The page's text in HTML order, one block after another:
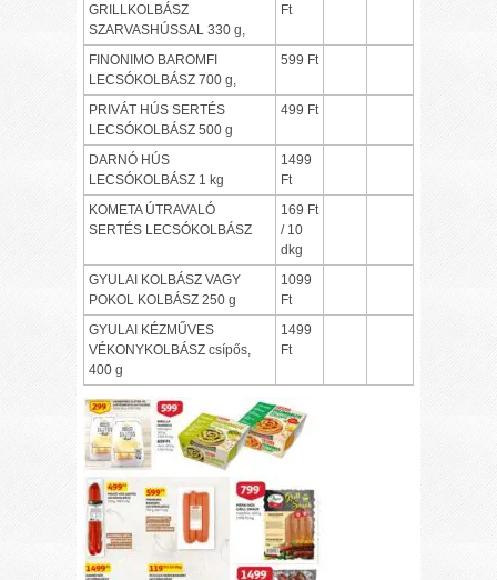
GRILLKOLBÁSZ
SZARVASHÚSSAL 330 g,
Ft
FINONIMO BAROMFI
LECSÓKOLBÁSZ 700 g,
599 Ft
PRIVÁT HÚS SERTÉS
LECSÓKOLBÁSZ 500 g
499 Ft
DARNÓ HÚS
LECSÓKOLBÁSZ 1 kg
1499
Ft
KOMETA ÚTRAVALÓ
SERTÉS LECSÓKOLBÁSZ
169 Ft
/ 10
dkg
GYULAI KOLBÁSZ VAGY
POKOL KOLBÁSZ 250 g
1099
Ft
GYULAI KÉZMŰVES
VÉKONYKOLBÁSZ csípős,
400 g
1499
Ft